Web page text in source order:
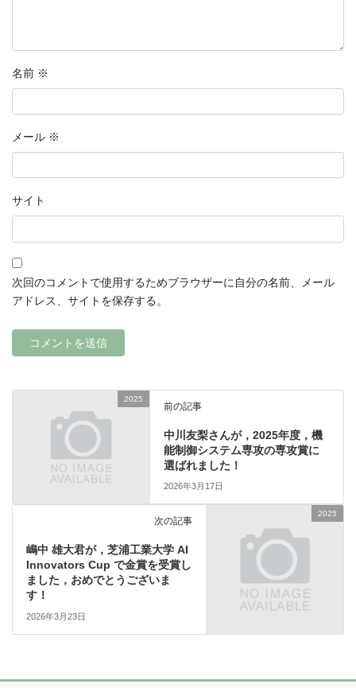
名前 ※
メール ※
サイト
次回のコメントで使用するためブラウザーに自分の名前、メール
アドレス、サイトを保存する。
2025
前の記事
中川友梨さんが，2025年度，機
能制御システム専攻の専攻賞に
選ばれました！
2026年3月17日
2025
次の記事
嶋中 雄大君が，芝浦工業大学 AI
Innovators Cup で金賞を受賞し
ました，おめでとうございま
す！
2026年3月23日